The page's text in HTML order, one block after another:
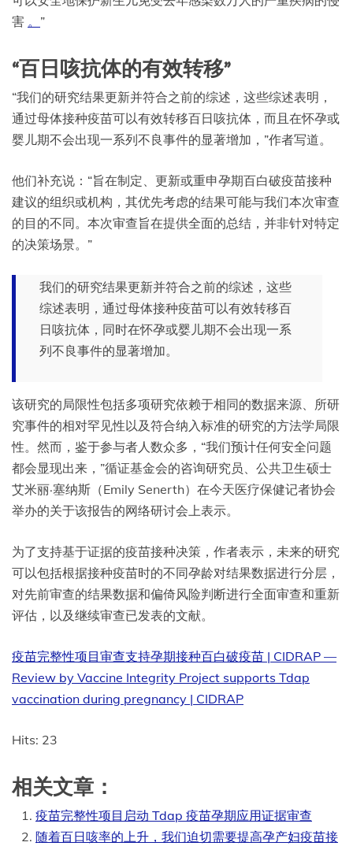
害 。 ”
“百日咳抗体的有效转移”
“我们的研究结果更新并符合之前的综述，这些综述表明，
通过母体接种疫苗可以有效转移百日咳抗体，而且在怀孕或
婴儿期不会出现一系列不良事件的显著增加，”作者写道。
他们补充说：“旨在制定、更新或重申孕期百白破疫苗接种
建议的组织或机构，其优先考虑的结果可能与我们本次审查
的目的不同。本次审查旨在提供全面的总结，并非针对特定
的决策场景。”
我们的研究结果更新并符合之前的综述，这些
综述表明，通过母体接种疫苗可以有效转移百
日咳抗体，同时在怀孕或婴儿期不会出现一系
列不良事件的显著增加。
该研究的局限性包括多项研究依赖于相同的数据来源、所研
究事件的相对罕见性以及符合纳入标准的研究的方法学局限
性。然而，鉴于参与者人数众多，“我们预计任何安全问题
都会显现出来，”循证基金会的咨询研究员、公共卫生硕士
艾米丽·塞纳斯（Emily Senerth）在今天医疗保健记者协会
举办的关于该报告的网络研讨会上表示。
为了支持基于证据的疫苗接种决策，作者表示，未来的研究
可以包括根据接种疫苗时的不同孕龄对结果数据进行分层，
对先前审查的结果数据和偏倚风险判断进行全面审查和重新
评估，以及继续审查已发表的文献。
疫苗完整性项目审查支持孕期接种百白破疫苗 | CIDRAP —
Review by Vaccine Integrity Project supports Tdap
vaccination during pregnancy | CIDRAP
Hits: 23
相关文章：
疫苗完整性项目启动 Tdap 疫苗孕期应用证据审查
随着百日咳率的上升，我们迫切需要提高孕产妇疫苗接